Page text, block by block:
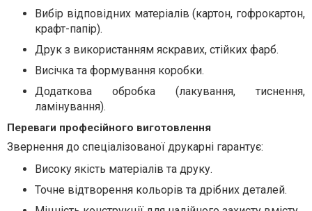
Вибір відповідних матеріалів (картон, гофрокартон,
крафт-папір).
Друк з використанням яскравих, стійких фарб.
Висічка та формування коробки.
Додаткова обробка (лакування, тиснення,
ламінування).
Переваги професійного виготовлення
Звернення до спеціалізованої друкарні гарантує:
Високу якість матеріалів та друку.
Точне відтворення кольорів та дрібних деталей.